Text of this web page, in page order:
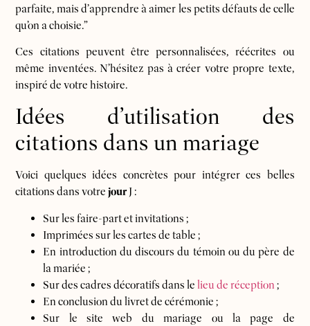
parfaite, mais d’apprendre à aimer les petits défauts de celle
qu’on a choisie.”
Ces citations peuvent être personnalisées, réécrites ou
même inventées. N’hésitez pas à créer votre propre texte,
inspiré de votre histoire.
Idées d’utilisation des
citations dans un mariage
Voici quelques idées concrètes pour intégrer ces belles
citations dans votrejourJ :
Sur les faire-part et invitations ;
Imprimées sur les cartes de table ;
En introduction du discours du témoin ou du père de
la mariée ;
Sur des cadres décoratifs dans lelieu de réception ;
En conclusion du livret de cérémonie ;
Sur le site web du mariage ou la page de